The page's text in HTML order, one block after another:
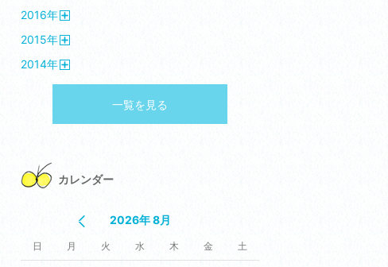
2016年
2015年
2014年
一覧を見る
カレンダー
2026年 8月
日 月 火 水 木 金 土